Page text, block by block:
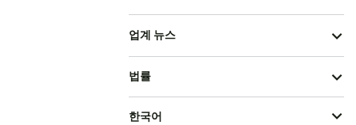
업계 뉴스
법률
한국어